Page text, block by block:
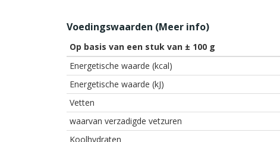
Voedingswaarden (Meer info)
Op basis van een stuk van ± 100 g
Energetische waarde (kcal)
Energetische waarde (kJ)
Vetten
waarvan verzadigde vetzuren
Koolhydraten